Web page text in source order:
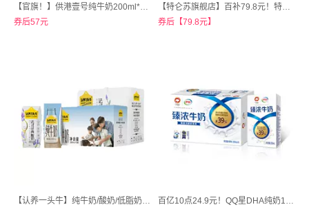
【官旗！】供港壹号纯牛奶200ml*12盒*2箱
券后57元
【特仑苏旗舰店】百补79.8元！特仑苏纯牛奶250ml*16包*2箱
券后【79.8元】
【认养一头牛】纯牛奶/酸奶/低脂奶200mL*10盒*3箱新春限定 百亿10点24.9元！QQ星DHA纯奶125ml*16盒